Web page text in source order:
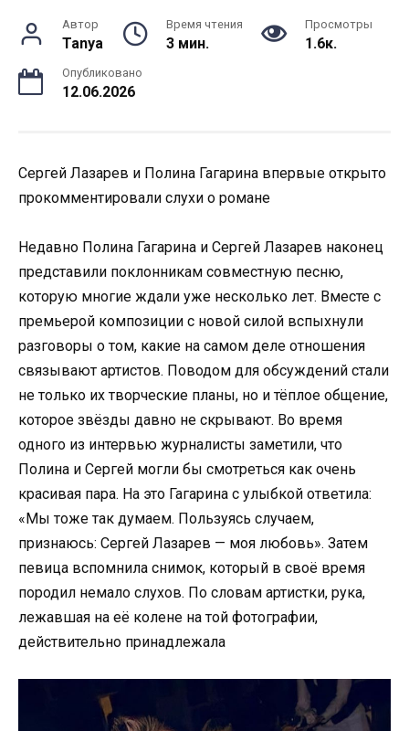
Автор
Tanya
Время чтения
3 мин.
Просмотры
1.6к.
Опубликовано
12.06.2026
Сергей Лазарев и Полина Гагарина впервые открыто
прокомментировали слухи о романе
Недавно Полина Гагарина и Сергей Лазарев наконец
представили поклонникам совместную песню,
которую многие ждали уже несколько лет. Вместе с
премьерой композиции с новой силой вспыхнули
разговоры о том, какие на самом деле отношения
связывают артистов. Поводом для обсуждений стали
не только их творческие планы, но и тёплое общение,
которое звёзды давно не скрывают. Во время
одного из интервью журналисты заметили, что
Полина и Сергей могли бы смотреться как очень
красивая пара. На это Гагарина с улыбкой ответила:
«Мы тоже так думаем. Пользуясь случаем,
признаюсь: Сергей Лазарев — моя любовь». Затем
певица вспомнила снимок, который в своё время
породил немало слухов. По словам артистки, рука,
лежавшая на её колене на той фотографии,
действительно принадлежала